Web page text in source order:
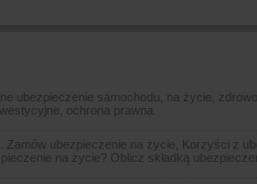
ubezpieczenie samochodu, na życie,
ochrona prawna.
ubezpieczenie na życie, Korzyści z
na życie? Oblicz składką